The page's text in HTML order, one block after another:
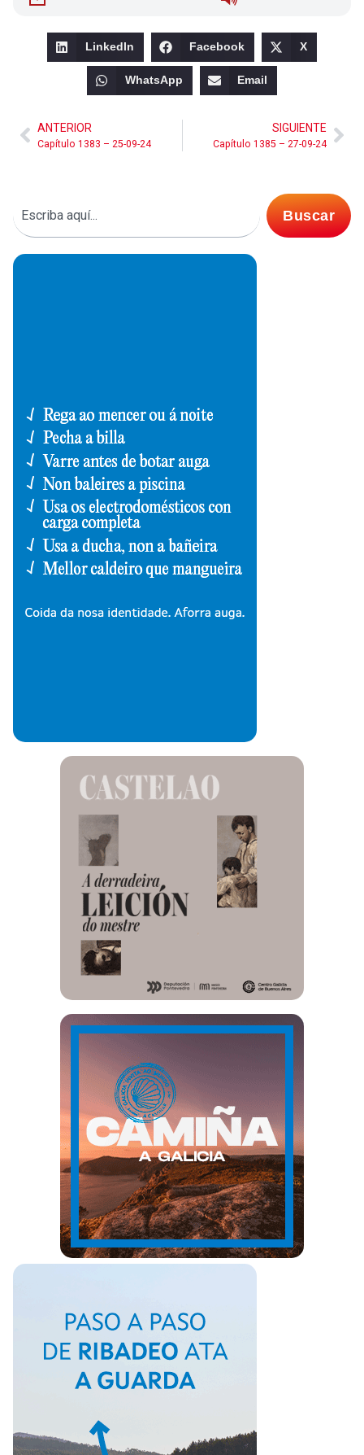
LinkedIn Facebook X
WhatsApp Email
ANTERIOR
Capítulo 1383 – 25-09-24
SIGUIENTE
Capítulo 1385 – 27-09-24
Buscar